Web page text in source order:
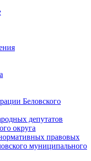
Беловского
депутатов
округа
правовых
муниципального